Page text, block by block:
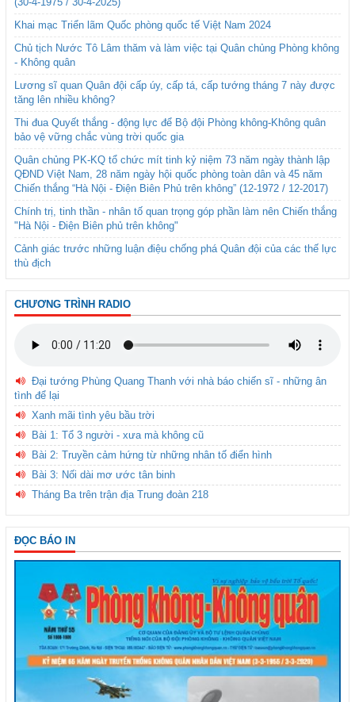
Khai mạc Triển lãm Quốc phòng quốc tế Việt Nam 2024
Chủ tịch Nước Tô Lâm thăm và làm việc tại Quân chủng Phòng không
- Không quân
Lương sĩ quan Quân đội cấp úy, cấp tá, cấp tướng tháng 7 này được
tăng lên nhiều không?
Thi đua Quyết thắng - động lực để Bộ đội Phòng không-Không quân
bảo vệ vững chắc vùng trời quốc gia
Quân chủng PK-KQ tổ chức mít tinh kỷ niệm 73 năm ngày thành lập
QĐND Việt Nam, 28 năm ngày hội quốc phòng toàn dân và 45 năm
Chiến thắng “Hà Nội - Điện Biên Phủ trên không” (12-1972 / 12-2017)
Chính trị, tinh thần - nhân tố quan trọng góp phần làm nên Chiến thắng
"Hà Nội - Điện Biên phủ trên không"
Cảnh giác trước những luận điệu chống phá Quân đội của các thế lực
thù địch
CHƯƠNG TRÌNH RADIO
Đại tướng Phùng Quang Thanh với nhà báo chiến sĩ - những ân
tình để lại
Xanh mãi tình yêu bầu trời
Bài 1: Tổ 3 người - xưa mà không cũ
Bài 2: Truyền cảm hứng từ những nhân tố điển hình
Bài 3: Nối dài mơ ước tân binh
Tháng Ba trên trận địa Trung đoàn 218
ĐỌC BÁO IN